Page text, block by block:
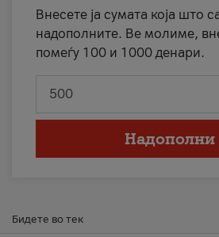
Внесете ја сумата која што
надополните. Ве молиме,
помеѓу 100 и 1000 денари.
Надополни
Бидете во тек